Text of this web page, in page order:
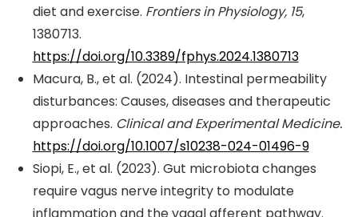
diet and exercise. Frontiers in Physiology, 15,
1380713.
https://doi.org/10.3389/fphys.2024.1380713
Macura, B., et al. (2024). Intestinal permeability
disturbances: Causes, diseases and therapeutic
approaches. Clinical and Experimental Medicine.
https://doi.org/10.1007/s10238-024-01496-9
Siopi, E., et al. (2023). Gut microbiota changes
require vagus nerve integrity to modulate